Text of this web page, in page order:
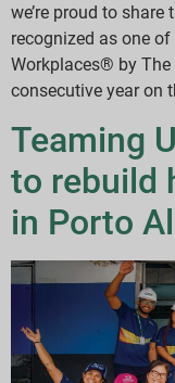
we’re proud to
recognized as one of
Workplaces® by
consecutive year on
Teaming
to rebuild
in Porto